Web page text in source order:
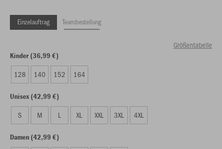
Einzelauftrag Teambestellung
Größentabelle
Kinder (36,99 €)
128 140 152 164
Unisex (42,99 €)
S M L XL XXL 3XL 4XL
Damen (42,99 €)